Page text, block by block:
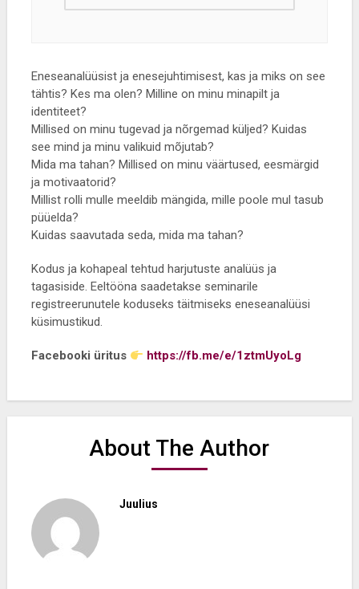
Eneseanalüüsist ja enesejuhtimisest, kas ja miks on see
tähtis? Kes ma olen? Milline on minu minapilt ja
identiteet?
Millised on minu tugevad ja nõrgemad küljed? Kuidas
see mind ja minu valikuid mõjutab?
Mida ma tahan? Millised on minu väärtused, eesmärgid
ja motivaatorid?
Millist rolli mulle meeldib mängida, mille poole mul tasub
püüelda?
Kuidas saavutada seda, mida ma tahan?
Kodus ja kohapeal tehtud harjutuste analüüs ja
tagasiside. Eeltööna saadetakse seminarile
registreerunutele koduseks täitmiseks eneseanalüüsi
küsimustikud.
Facebooki üritus https://fb.me/e/1ztmUyoLg
About The Author
Juulius